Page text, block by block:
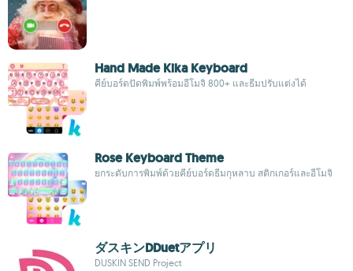
Hand Made Kika Keyboard
คีย์บอร์ดปัดพิมพ์พร้อมอีโมจิ 800+ และธีมปรับแต่งได้
Rose Keyboard Theme
ยกระดับการพิมพ์ด้วยคีย์บอร์ดธีมกุหลาบ สติกเกอร์และอีโมจิ
ダスキンDDuetアプリ
DUSKIN SEND Project